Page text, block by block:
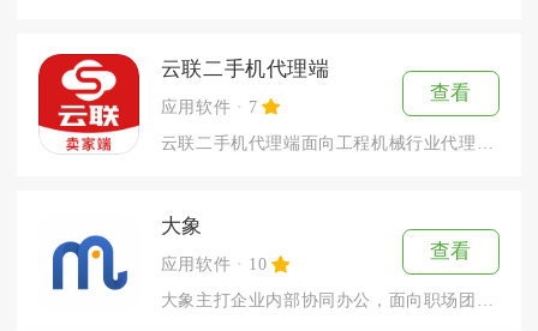
云联二手机代理端
应用软件 7
查看
大象
应用软件 10
查看